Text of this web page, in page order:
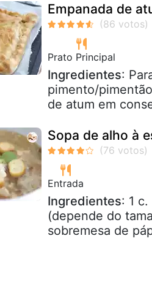
Empanada de
Prato Principal
Ingredientes:
pimento/
de atum em
Sopa de alho à
Entrada
Ingredientes: 1
(depende do
sobremesa de